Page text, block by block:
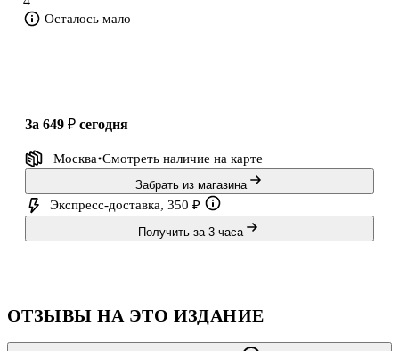
О чём книга
Осталось мало
за 649 ₽ сегодня
Москва Смотреть наличие на карте
Забрать из магазина
Экспресс-доставка, 350 ₽
Получить за 3 часа
ОТЗЫВЫ НА ЭТО ИЗДАНИЕ